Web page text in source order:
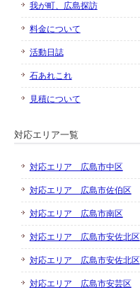
我が町、広島探訪
料金について
活動日誌
石あれこれ
見積について
対応エリア一覧
対応エリア 広島市中区
対応エリア 広島市佐伯区
対応エリア 広島市南区
対応エリア 広島市安佐北区
対応エリア 広島市安佐北区
対応エリア 広島市安芸区